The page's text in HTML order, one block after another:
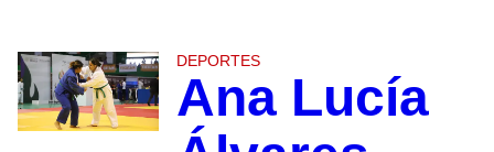
DEPORTES
Ana Lucía